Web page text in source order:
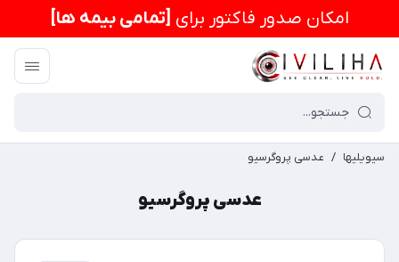
امكان صدور فاکتور برای [تمامی بیمه ها]
سیویلیها / عدسی پروگرسیو
عدسی پروگرسیو